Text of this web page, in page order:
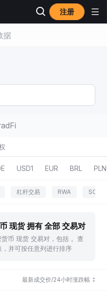
注册
据
USD1 EUR BRL PLN
杠杆交易 RWA SOL
现货 拥有 全部 交易对
币 现货 交易对，包括 。查
并可按任意列进行排序
最新成交价/24小时涨跌幅